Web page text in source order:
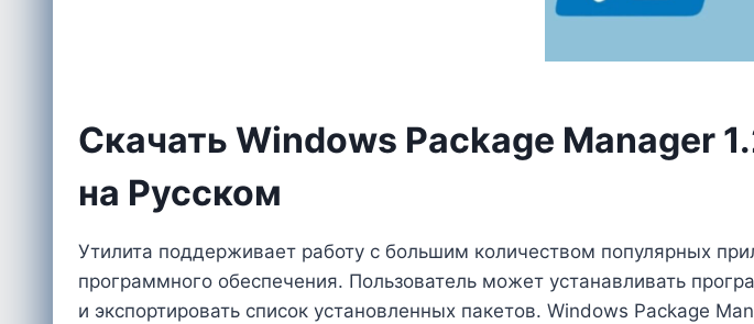
Скачать Windows Package Manager
на Русском
Утилита поддерживает работу с большим количеством популярных
программного обеспечения. Пользователь может устанавливать
и экспортировать список установленных пакетов. Windows Package